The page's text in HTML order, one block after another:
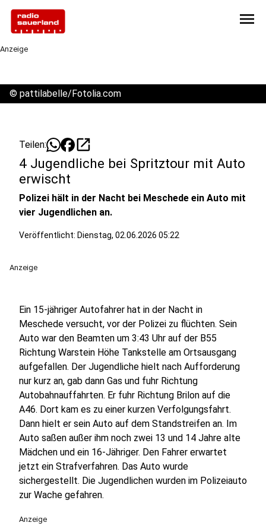
menu
Anzeige
© pattilabelle/Fotolia.com
Teilen: open_in_new
4 Jugendliche bei Spritztour mit Auto
erwischt
Polizei hält in der Nacht bei Meschede ein Auto mit
vier Jugendlichen an.
Veröffentlicht: Dienstag, 02.06.2026 05:22
Anzeige
Ein 15-jähriger Autofahrer hat in der Nacht in
Meschede versucht, vor der Polizei zu flüchten. Sein
Auto war den Beamten um 3:43 Uhr auf der B55
Richtung Warstein Höhe Tankstelle am Ortsausgang
aufgefallen. Der Jugendliche hielt nach Aufforderung
nur kurz an, gab dann Gas und fuhr Richtung
Autobahnauffahrten. Er fuhr Richtung Brilon auf die
A46. Dort kam es zu einer kurzen Verfolgungsfahrt.
Dann hielt er sein Auto auf dem Standstreifen an. Im
Auto saßen außer ihm noch zwei 13 und 14 Jahre alte
Mädchen und ein 16-Jähriger. Den Fahrer erwartet
jetzt ein Strafverfahren. Das Auto wurde
sichergestellt. Die Jugendlichen wurden im Polizeiauto
zur Wache gefahren.
Anzeige